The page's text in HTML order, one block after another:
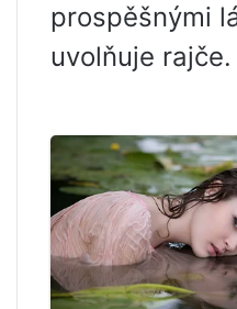
prospěšnými
uvolňuje rajče.